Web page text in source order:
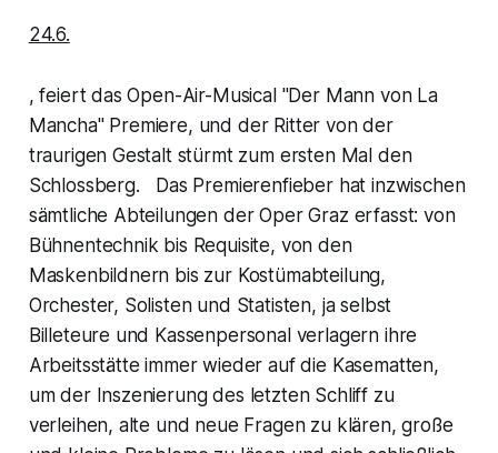
24.6.
, feiert das Open-Air-Musical "Der Mann von La
Mancha" Premiere, und der Ritter von der
traurigen Gestalt stürmt zum ersten Mal den
Schlossberg. Das Premierenfieber hat inzwischen
sämtliche Abteilungen der Oper Graz erfasst: von
Bühnentechnik bis Requisite, von den
Maskenbildnern bis zur Kostümabteilung,
Orchester, Solisten und Statisten, ja selbst
Billeteure und Kassenpersonal verlagern ihre
Arbeitsstätte immer wieder auf die Kasematten,
um der Inszenierung des letzten Schliff zu
verleihen, alte und neue Fragen zu klären, große